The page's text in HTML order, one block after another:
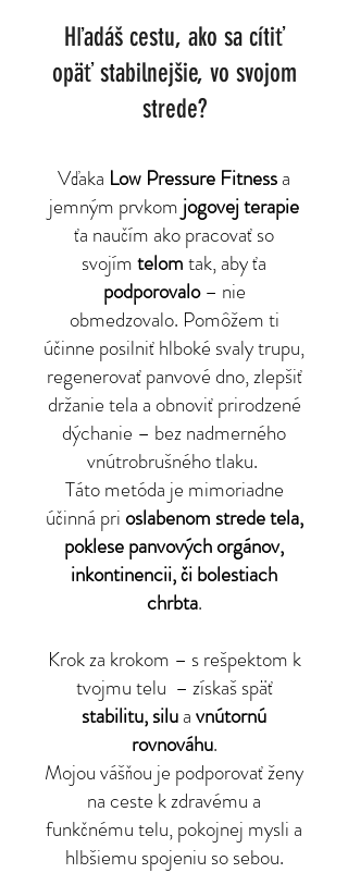
Hľadáš cestu, ako sa cítiť
opäť stabilnejšie, vo svojom
strede?
Vďaka Low Pressure Fitnessa
jemným prvkom jogovej terapie
ťa naučímako pracovať so
svojímtelomtak, aby ťa
podporovalo– nie
obmedzovalo. Pomôžem ti
účinne posilniťhlboké svaly trupu,
regenerovať panvové dno, zlepšiť
držanie tela a obnoviť prirodzené
dýchanie – bez nadmerného
vnútrobrušného tlaku.
Táto metóda je mimoriadne
účinná prioslabenom strede tela,
poklese panvových orgánov,
inkontinencii, či bolestiach
chrbta.
Krok za krokom – s rešpektom k
tvojmu telu – získaš späť
stabilitu, siluavnútornú
rovnováhu.
Mojou vášňou je podporovať ženy
na ceste k zdravému a
funkčnému telu, pokojnej mysli a
hlbšiemu spojeniu so sebou.​